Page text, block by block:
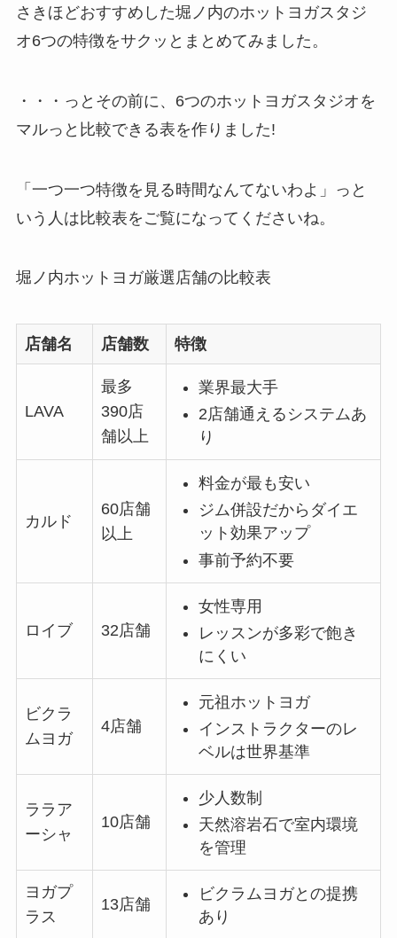
さきほどおすすめした堀ノ内のホットヨガスタジ
オ6つの特徴をサクッとまとめてみました。
・・・っとその前に、6つのホットヨガスタジオを
マルっと比較できる表を作りました!
「一つ一つ特徴を見る時間なんてないわよ」っと
いう人は比較表をご覧になってくださいね。
堀ノ内ホットヨガ厳選店舗の比較表
店舗名 店舗数 特徴
LAVA
最多
390店
舗以上
業界最大手
2店舗通えるシステムあ
り
カルド
60店舗
以上
料金が最も安い
ジム併設だからダイエ
ット効果アップ
事前予約不要
ロイブ 32店舗
女性専用
レッスンが多彩で飽き
にくい
ビクラ
ムヨガ
4店舗
元祖ホットヨガ
インストラクターのレ
ベルは世界基準
ララア
ーシャ
10店舗
少人数制
天然溶岩石で室内環境
を管理
ヨガプ
ラス
13店舗
ビクラムヨガとの提携
あり